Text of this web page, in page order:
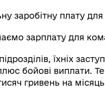
заробітну плату
зарплату для
їхніх
плюс бойові виплати.
гривень на